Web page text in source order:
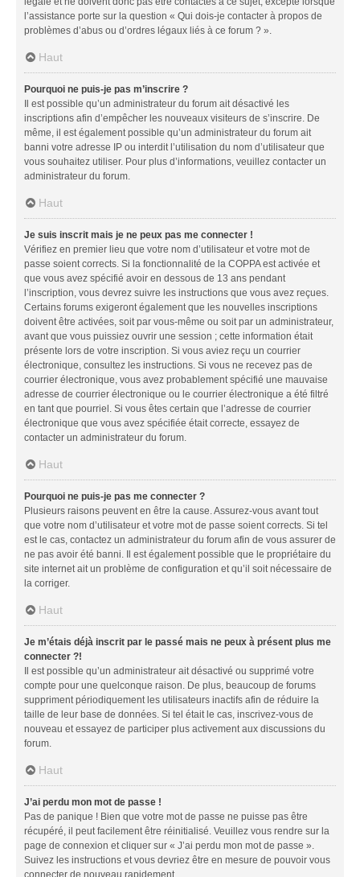
l’assistance porte sur la question « Qui dois-je contacter à propos de
problèmes d’abus ou d’ordres légaux liés à ce forum ? ».
Haut
Pourquoi ne puis-je pas m’inscrire ?
Il est possible qu’un administrateur du forum ait désactivé les
inscriptions afin d’empêcher les nouveaux visiteurs de s’inscrire. De
même, il est également possible qu’un administrateur du forum ait
banni votre adresse IP ou interdit l’utilisation du nom d’utilisateur que
vous souhaitez utiliser. Pour plus d’informations, veuillez contacter un
administrateur du forum.
Haut
Je suis inscrit mais je ne peux pas me connecter !
Vérifiez en premier lieu que votre nom d’utilisateur et votre mot de
passe soient corrects. Si la fonctionnalité de la COPPA est activée et
que vous avez spécifié avoir en dessous de 13 ans pendant
l’inscription, vous devrez suivre les instructions que vous avez reçues.
Certains forums exigeront également que les nouvelles inscriptions
doivent être activées, soit par vous-même ou soit par un administrateur,
avant que vous puissiez ouvrir une session ; cette information était
présente lors de votre inscription. Si vous aviez reçu un courrier
électronique, consultez les instructions. Si vous ne recevez pas de
courrier électronique, vous avez probablement spécifié une mauvaise
adresse de courrier électronique ou le courrier électronique a été filtré
en tant que pourriel. Si vous êtes certain que l’adresse de courrier
électronique que vous avez spécifiée était correcte, essayez de
contacter un administrateur du forum.
Haut
Pourquoi ne puis-je pas me connecter ?
Plusieurs raisons peuvent en être la cause. Assurez-vous avant tout
que votre nom d’utilisateur et votre mot de passe soient corrects. Si tel
est le cas, contactez un administrateur du forum afin de vous assurer de
ne pas avoir été banni. Il est également possible que le propriétaire du
site internet ait un problème de configuration et qu’il soit nécessaire de
la corriger.
Haut
Je m’étais déjà inscrit par le passé mais ne peux à présent plus me
connecter ?!
Il est possible qu’un administrateur ait désactivé ou supprimé votre
compte pour une quelconque raison. De plus, beaucoup de forums
suppriment périodiquement les utilisateurs inactifs afin de réduire la
taille de leur base de données. Si tel était le cas, inscrivez-vous de
nouveau et essayez de participer plus activement aux discussions du
forum.
Haut
J’ai perdu mon mot de passe !
Pas de panique ! Bien que votre mot de passe ne puisse pas être
récupéré, il peut facilement être réinitialisé. Veuillez vous rendre sur la
page de connexion et cliquer sur « J’ai perdu mon mot de passe ».
Suivez les instructions et vous devriez être en mesure de pouvoir vous
connecter de nouveau rapidement.